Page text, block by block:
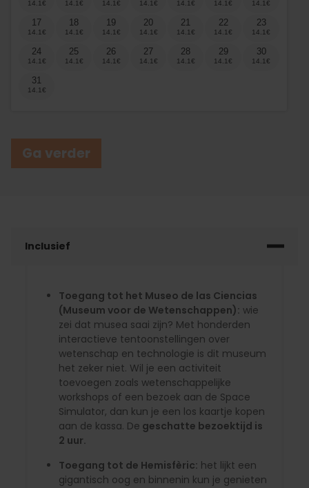
17 18 19 20 21 22 23
24 25 26 27 28 29 30
31
Ga verder
Inclusief
Toegang tot het Museo de las Ciencias
(Museum voor de Wetenschappen): wie
zei dat musea saai zijn? Met honderden
interactieve tentoonstellingen over
wetenschap en technologie is dit museum
het zeker niet. Wil je een activiteit
toevoegen zoals wetenschappelijke
workshops of een bezoek aan de Space
Simulator, dan kun je een los kaartje kopen
aan de kassa. De geschatte bezoektijd is
2 uur.
Toegang tot de Hemisfèric: het lijkt een
gigantisch oog en binnenin kun je genieten